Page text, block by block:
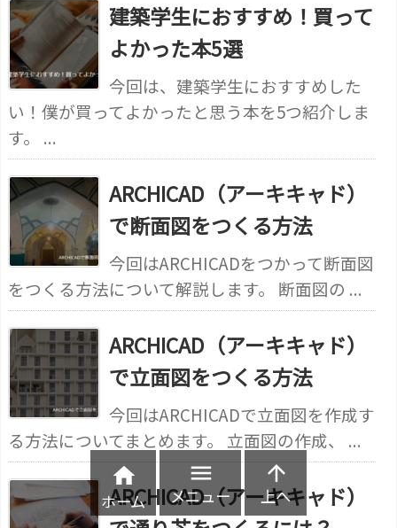
建築学生におすすめ！買って
よかった本5選
今回は、建築学生におすすめした
い！僕が買ってよかったと思う本を5つ紹介しま
す。 ...
ARCHICAD（アーキキャド）
で断面図をつくる方法
今回はARCHICADをつかって断面図
をつくる方法について解説します。 断面図の ...
ARCHICAD（アーキキャド）
で立面図をつくる方法
今回はARCHICADで立面図を作成す
る方法についてまとめます。 立面図の作成、 ...
ARCHICAD（アーキキャド）

ホーム

メニュー

上へ